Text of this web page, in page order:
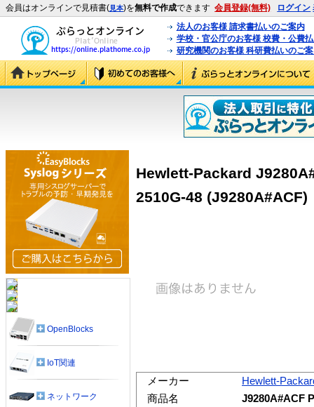
会員はオンラインで見積書(見本)を無料で作成できます 会員登録(無料) ログイン
法人のお客様 請求書払いのご案内
学校・官公庁のお客様 校費・公費
研究機関のお客様 科研費払いのご
Hewlett-Packard
2510G-48 (J9280A#ACF)
メーカー
Hewlett-
商品名
J9280A#ACF
OpenBlocks
IoT関連
ネットワーク